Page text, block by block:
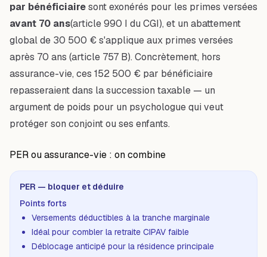
par bénéficiairesont exonérés pour les primes versées
avant 70 ans(article 990 I du CGI), et un abattement
global de 30 500 € s'applique aux primes versées
après 70 ans (article 757 B). Concrètement, hors
assurance-vie, ces 152 500 € par bénéficiaire
repasseraient dans la succession taxable — un
argument de poids pour un psychologue qui veut
protéger son conjoint ou ses enfants.
PER ou assurance-vie : on combine
PER — bloquer et déduire
Points forts
Versements déductibles à la tranche marginale
Idéal pour combler la retraite CIPAV faible
Déblocage anticipé pour la résidence principale